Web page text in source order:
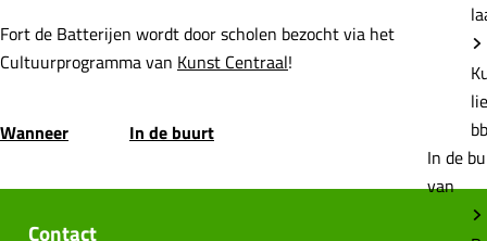
In de
van
Fort de Batterijen wordt door scholen bezocht via het
Cultuurprogramma van Kunst Centraal!
Wanneer In de buurt
Contact